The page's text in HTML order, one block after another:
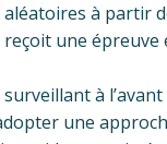
à partir
une épreuve
à
une